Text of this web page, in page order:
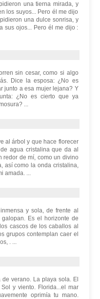
una tierna mirada, y
los suyos... Pero él me dijo
una dulce sonrisa, y
sus ojos... Pero él me dijo :
sin cesar, como si algo
Dice la esposa: ¿No es
junto a esa mujer lejana? Y
¿No es cierto que ya
...
al árbol y que hace florecer
agua cristalina que da al
redor de mí, como un divino
así como la onda cristalina,
amada. ...
y sola, de frente al
Es el horizonte de
cascos de los caballos al
grupos contemplan caer el
. ...
verano. La playa sola. El
y viento. Florida...el mar
oprimía tu mano.